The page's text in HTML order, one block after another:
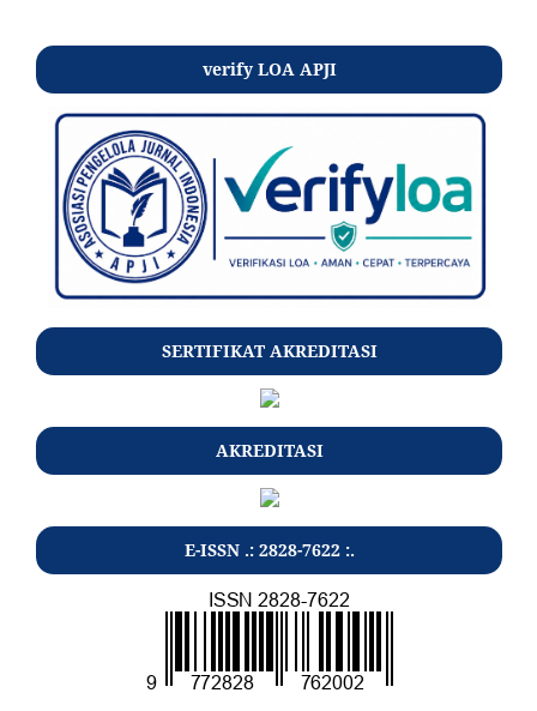
verify LOA APJI
SERTIFIKAT AKREDITASI
AKREDITASI
E-ISSN .: 2828-7622 :.